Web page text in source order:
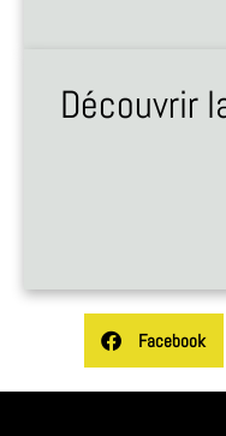
Découvrir
Facebook